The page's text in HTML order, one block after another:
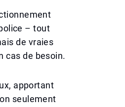
– tout
de vraies
cas de besoin.
apportant
seulement